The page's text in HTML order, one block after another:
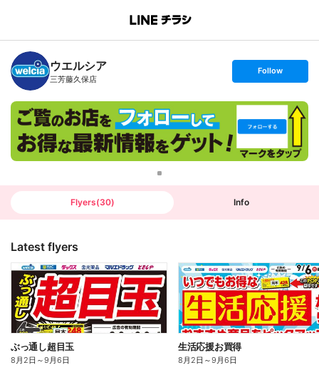
B
n
c
h
T
ウエルシア
三芳藤久保店
s
t
o
l
o
w
Follow
Flyers(30) Info
Latest flyers
ぶっ通し超目玉
8月2日 ～9月6日
生活応援お買得
8月2日 ～9月6日